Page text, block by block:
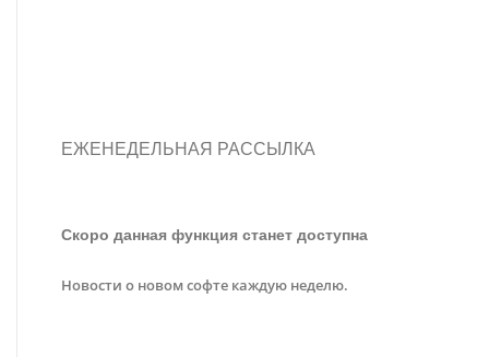
ЕЖЕНЕДЕЛЬНАЯ РАССЫЛКА
Скоро данная функция станет доступна
Новости о новом софте каждую неделю.